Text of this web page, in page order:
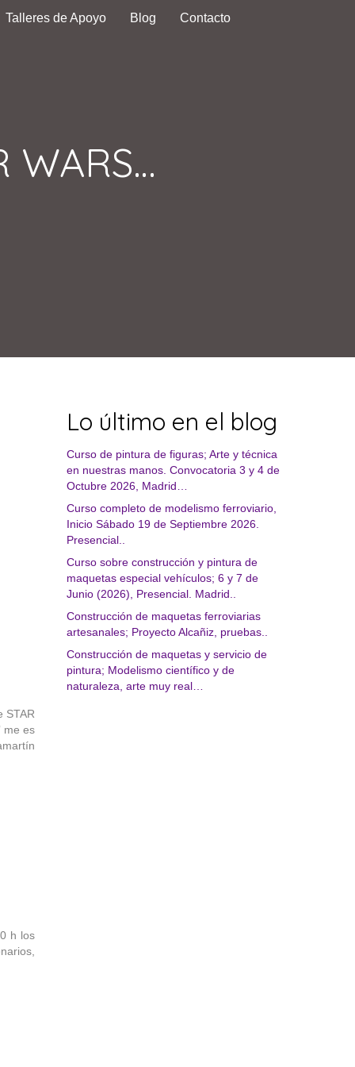
Talleres de Apoyo Blog Contacto
WARS…
STAR
me es
h los
Lo último en el blog
Curso de pintura de figuras; Arte y técnica
en nuestras manos. Convocatoria 3 y 4 de
Octubre 2026, Madrid…
Curso completo de modelismo ferroviario,
Inicio Sábado 19 de Septiembre 2026.
Presencial..
Curso sobre construcción y pintura de
maquetas especial vehículos; 6 y 7 de
Junio (2026), Presencial. Madrid..
Construcción de maquetas ferroviarias
artesanales; Proyecto Alcañiz, pruebas..
Construcción de maquetas y servicio de
pintura; Modelismo científico y de
naturaleza, arte muy real…